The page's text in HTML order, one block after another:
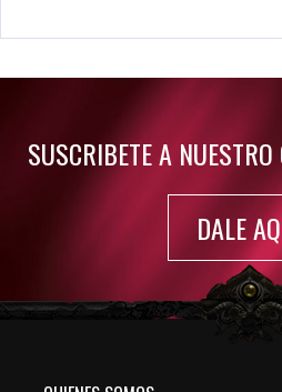
Rumor: Se filtran los primeros
SUSCRIBETE A
DALE